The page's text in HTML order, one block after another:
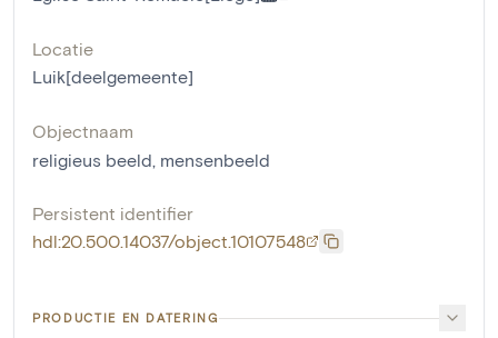
Locatie
Luik[deelgemeente]
Objectnaam
religieus beeld, mensenbeeld
Persistent identifier
hdl:20.500.14037/object.10107548
PRODUCTIE EN DATERING